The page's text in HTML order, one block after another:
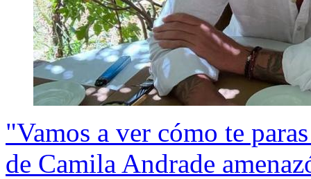
"Vamos a ver cómo te
de Camila Andrade